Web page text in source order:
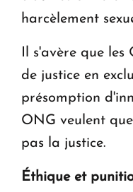
harcèlement
Il s'avère que
de justice en
présomption
ONG veulent
pas la justice.
Éthique et